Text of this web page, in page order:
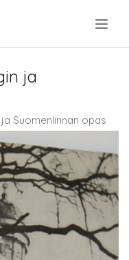
ja
Suomenlinnan opas